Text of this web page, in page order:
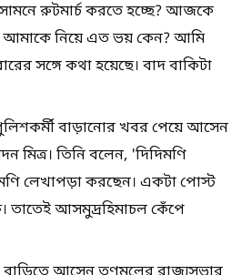
রুটমার্চ করতে হচ্ছে? আজকে
নিয়ে এত ভয় কেন? আমি
সঙ্গে কথা হয়েছে। বাদ বাকিটা
বাড়ানোর খবর পেয়ে আসেন
মিত্র। তিনি বলেন, 'দিদিমণি
লেখাপড়া করছেন। একটা পোস্ট
তাতেই আসমুদ্রহিমাচল কেঁপে